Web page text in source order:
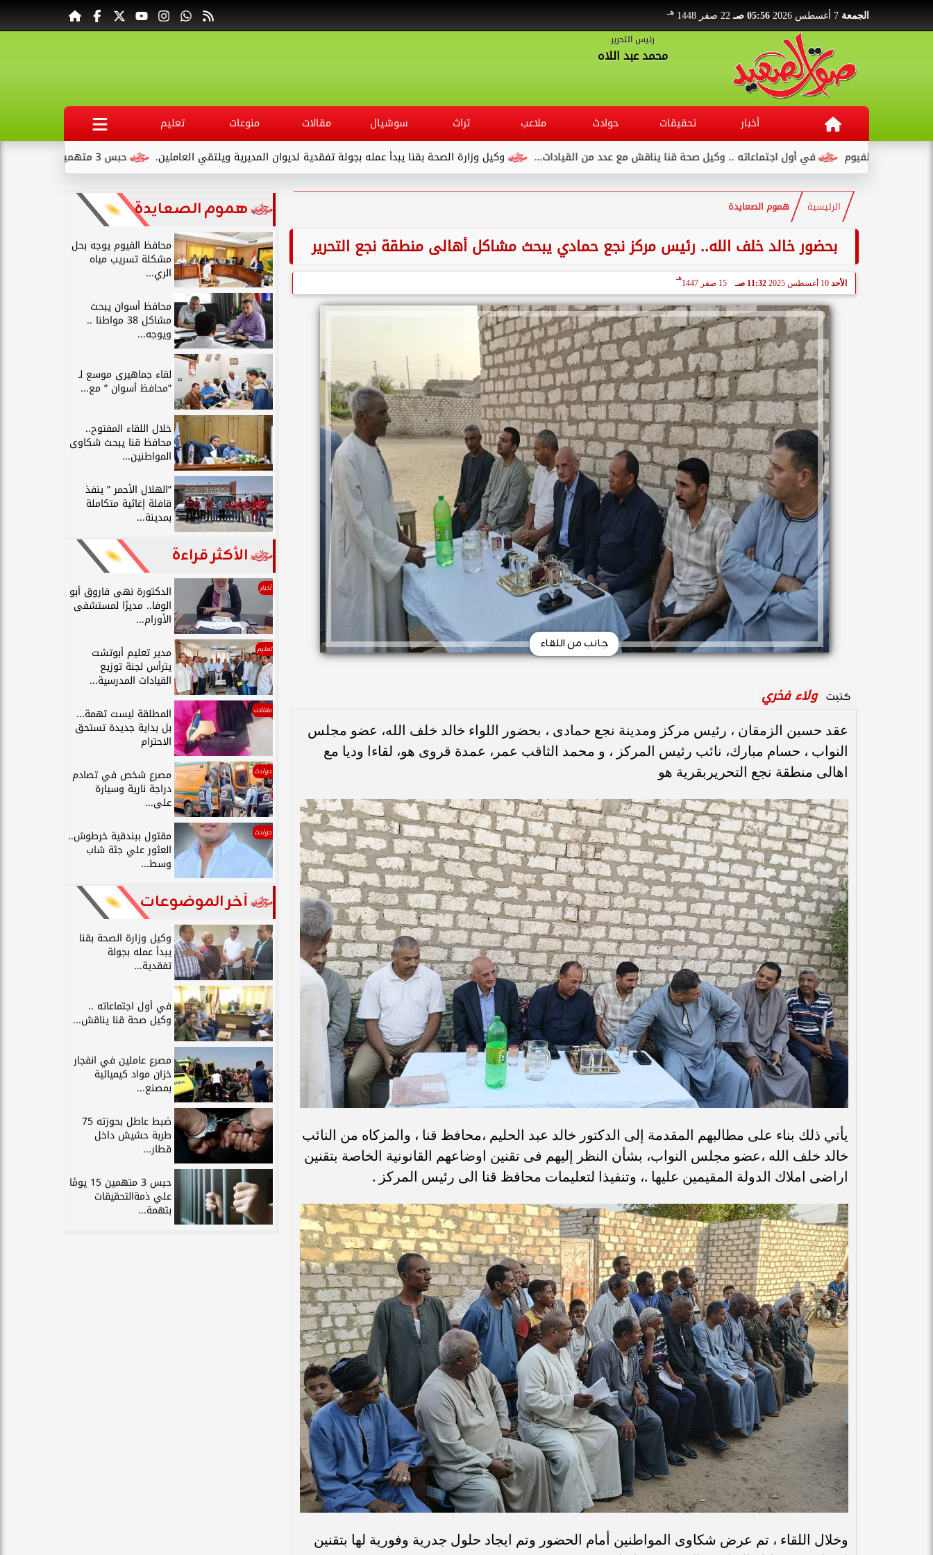
الجمعة 05:56 صـ 22 صفر 1448 هـ
رئيس التحرير
محمد عبد اللاه
أخبار تحقيقات حوادث ملاعب تراث سوشيال مقالات منوعات
تعليم
حبس 3 متهمين 15 يومًا علي ذمةالتحقيقات بتهمة التنقيب عن الآثار داخل...
وكيل وزارة الصحة بقنا يبدأ عمله بجولة تفقدية لديوان المديرية ويلتقي العاملين. في أول اجتماعاته .. وكيل صحة قنا يناقش مع عدد من القيادات...
الرئيسية هموم الصعايدة
بحضور خالد خلف الله.. رئيس مركز نجع حمادي يبحث مشاكل أهالى منطقة نجع التحرير
الأحد 10 أغسطس 2025 11:32 صـ 15 صفر 1447
هـ
جانب من اللقاء
كتبت ولاء فخري
عقد حسين الزمقان ، رئيس مركز ومدينة نجع حمادى ، بحضور اللواء خالد خلف الله، عضو مجلس
النواب ، حسام مبارك، نائب رئيس المركز ، و محمد الثاقب عمر، عمدة قروى هو، لقاءا وديا مع
اهالى منطقة نجع التحريربقرية هو
يأتي ذلك بناء على مطالبهم المقدمة إلى الدكتور خالد عبد الحليم ،محافظ قنا ، والمزكاه من النائب
خالد خلف الله ،عضو مجلس النواب، بشأن النظر إليهم فى تقنين اوضاعهم القانونية الخاصة بتقنين
اراضى املاك الدولة المقيمين عليها .، وتنفيذا لتعليمات محافظ قنا الى رئيس المركز .
وخلال اللقاء ، تم عرض شكاوى المواطنين أمام الحضور وتم ايجاد حلول جدرية وفورية لها بتقنين
هموم الصعايدة
محافظ الفيوم يوجه بحل
مشكلة تسريب مياه
الري...
محافظ أسوان يبحث
مشاكل 38 مواطنا ..
ويوجه...
لقاء جماهيرى موسع لـ
”محافظ أسوان ” مع...
خلال اللقاء المفتوح..
محافظ قنا يبحث شكاوى
المواطنين...
”الهلال الأحمر ” ينفذ
قافلة إغاثية متكاملة
بمدينة...
الأكثر قراءة
أخبار الدكتورة نهى فاروق أبو
الوفا.. مديرًا لمستشفى
الأورام...
تعليم مدير تعليم أبوتشت
يترأس لجنة توزيع
القيادات المدرسية...
مقالات المطلقة ليست تهمة...
بل بداية جديدة تستحق
الاحترام
حوادث مصرع شخص في تصادم
دراجة نارية وسيارة
على...
حوادث مقتول ببندقية خرطوش..
العثور علي جثة شاب
وسط...
آخر الموضوعات
وكيل وزارة الصحة بقنا
يبدأ عمله بجولة
تفقدية...
في أول اجتماعاته ..
وكيل صحة قنا يناقش...
مصرع عاملين في انفجار
خزان مواد كيميائية
بمصنع...
ضبط عاطل بحوزته 75
طربة حشيش داخل
قطار...
حبس 3 متهمين 15 يومًا
علي ذمةالتحقيقات
بتهمة...